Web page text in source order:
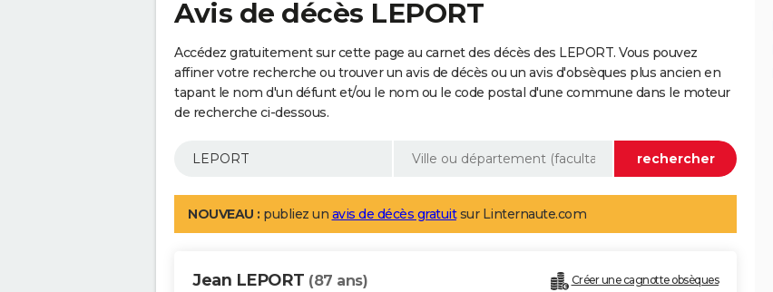
Avis de décès LEPORT
Accédez gratuitement sur cette page au carnet des décès des LEPORT. Vous pouvez
affiner votre recherche ou trouver un avis de décès ou un avis d'obsèques plus ancien en
tapant le nom d'un défunt et/ou le nom ou le code postal d'une commune dans le moteur
de recherche ci-dessous.
NOUVEAU : publiez un avis de décès gratuitsur Linternaute.com
Jean LEPORT (87 ans) Créer une cagnotte obsèques